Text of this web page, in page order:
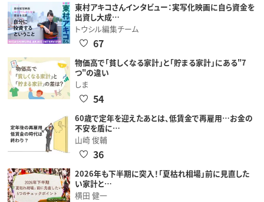
東村アキコさんインタビュー：実写化映画に自ら資金を
出資し大成…
トウシル編集チーム
67
物価高で「貧しくなる家計」と「貯まる家計」にある"7
つ"の違い
しま
54
60歳で定年を迎えたあとは、低賃金で再雇用…お金の
不安を盾に…
山崎 俊輔
36
2026年も下半期に突入！「夏枯れ相場」前に見直した
い家計と…
横田 健一